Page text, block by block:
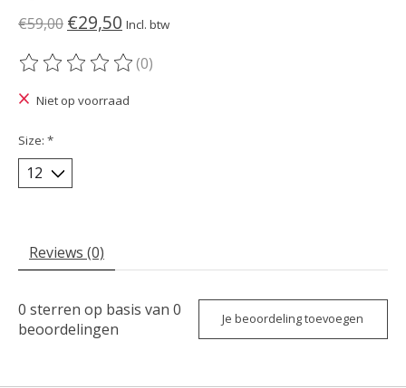
€59,00 €29,50 Incl. btw
De beoordeling van dit product is
(0)
Niet op voorraad
Size: *
Reviews (0)
0 sterren op basis van 0
beoordelingen
Je beoordeling toevoegen